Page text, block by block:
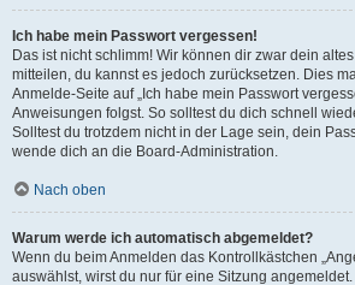
Ich habe mein Passwort vergessen!
Das ist nicht schlimm! Wir können dir zwar dein
mitteilen, du kannst es jedoch zurücksetzen. Dies
Anmelde-Seite auf „Ich habe mein Passwort
Anweisungen folgst. So solltest du dich schnell
Solltest du trotzdem nicht in der Lage sein, dein
wende dich an die Board-Administration.
Nach oben
Warum werde ich automatisch abgemeldet?
Wenn du beim Anmelden das Kontrollkästchen
auswählst, wirst du nur für eine Sitzung